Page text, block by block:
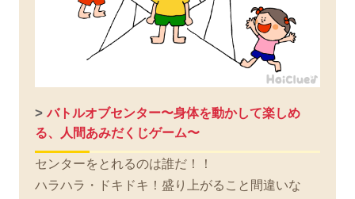
>バトルオブセンター〜身体を動かして楽しめ
る、人間あみだくじゲーム〜
センターをとれるのは誰だ！！
ハラハラ・ドキドキ！盛り上がること間違いな